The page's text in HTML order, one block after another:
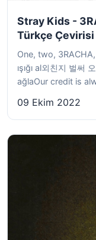
Stray Kids -
Türkçe Çevirisi
One, two,
ışığı al외친지 벌
ağlaOur credit is
09 Ekim 2022